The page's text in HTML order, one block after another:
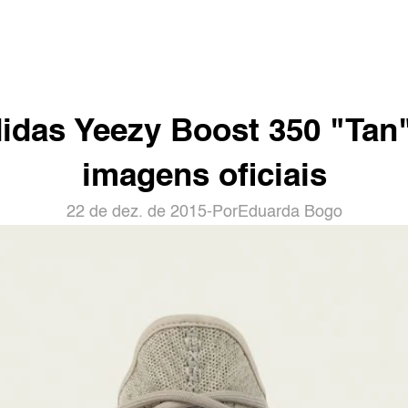
Yeezy Boost 350
imagens oficiais
22 de dez. de 2015- PorEduarda Bogo